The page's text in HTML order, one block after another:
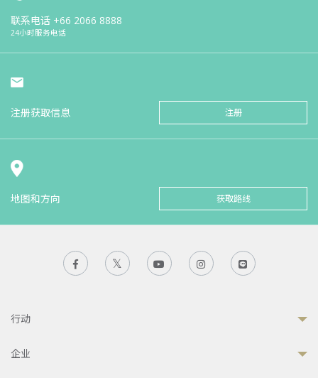
联系电话 +66 2066 8888
24小时服务电话
注册获取信息 注册
地图和方向 获取路线
行动
企业